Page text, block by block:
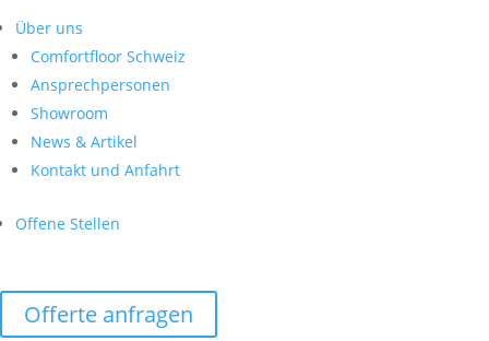
Über uns
Comfortfloor Schweiz
Ansprechpersonen
Showroom
News & Artikel
Kontakt und Anfahrt
Offene Stellen
Offerte anfragen